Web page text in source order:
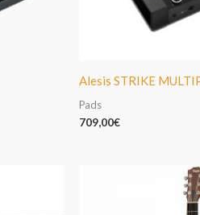
Alesis STRIKE
Pads
709,00€